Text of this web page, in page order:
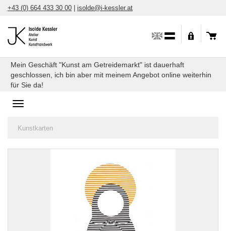
Direkt
+43 (0) 664 433 30 00 | isolde@i-kessler.at
Mein Geschäft "Kunst am Getreidemarkt" ist dauerhaft
geschlossen, ich bin aber mit meinem Angebot online weiterhin
für Sie da!
Toggle
Sie
Kunstkarten